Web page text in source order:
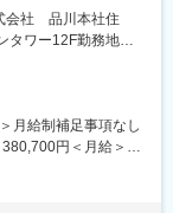
まや売上高の海外
ートブランド
ービスの事業企画
事者や患者様が抱
画から製造パートナ
場へ浸透させるため
リードしていただ
会社 品川本社住
禁煙変更の範囲：会
月給制補足事項なし
円＜月給＞